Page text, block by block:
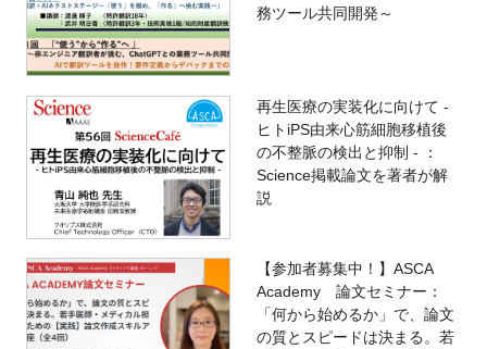
務ツール共同開発～
再生医療の実装化に向けて -
ヒトiPS由来心筋細胞移植後
の不整脈の検出と抑制 - ：
Science掲載論文を著者が解
説
【参加者募集中！】ASCA
Academy 論文セミナー：
「何から始めるか」で、論文
の質とスピードは決まる。若